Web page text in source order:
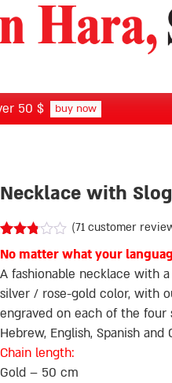
50 $ buy now
Necklace with
2.76
out of
based
on
customer
ratings
(71 customer
No matter what your
A fashionable necklace with
silver / rose-gold color, with
engraved on each of the four
Hebrew, English, Spanish and
Chain length:
Gold – 50 cm